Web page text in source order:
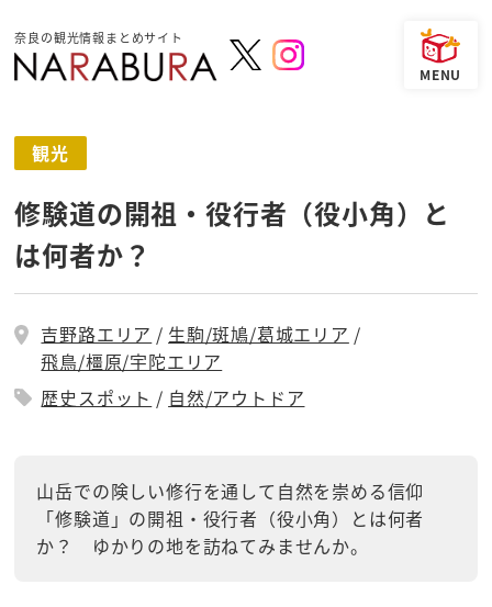
奈良の観光情報まとめサイト
観光
修験道の開祖・役行者（役小角）と
は何者か？
吉野路エリア
生駒/斑鳩/葛城エリア
飛鳥/橿原/宇陀エリア
歴史スポット
自然/アウトドア
山岳での険しい修行を通して自然を崇める信仰
「修験道」の開祖・役行者（役小角）とは何者
か？ ゆかりの地を訪ねてみませんか。